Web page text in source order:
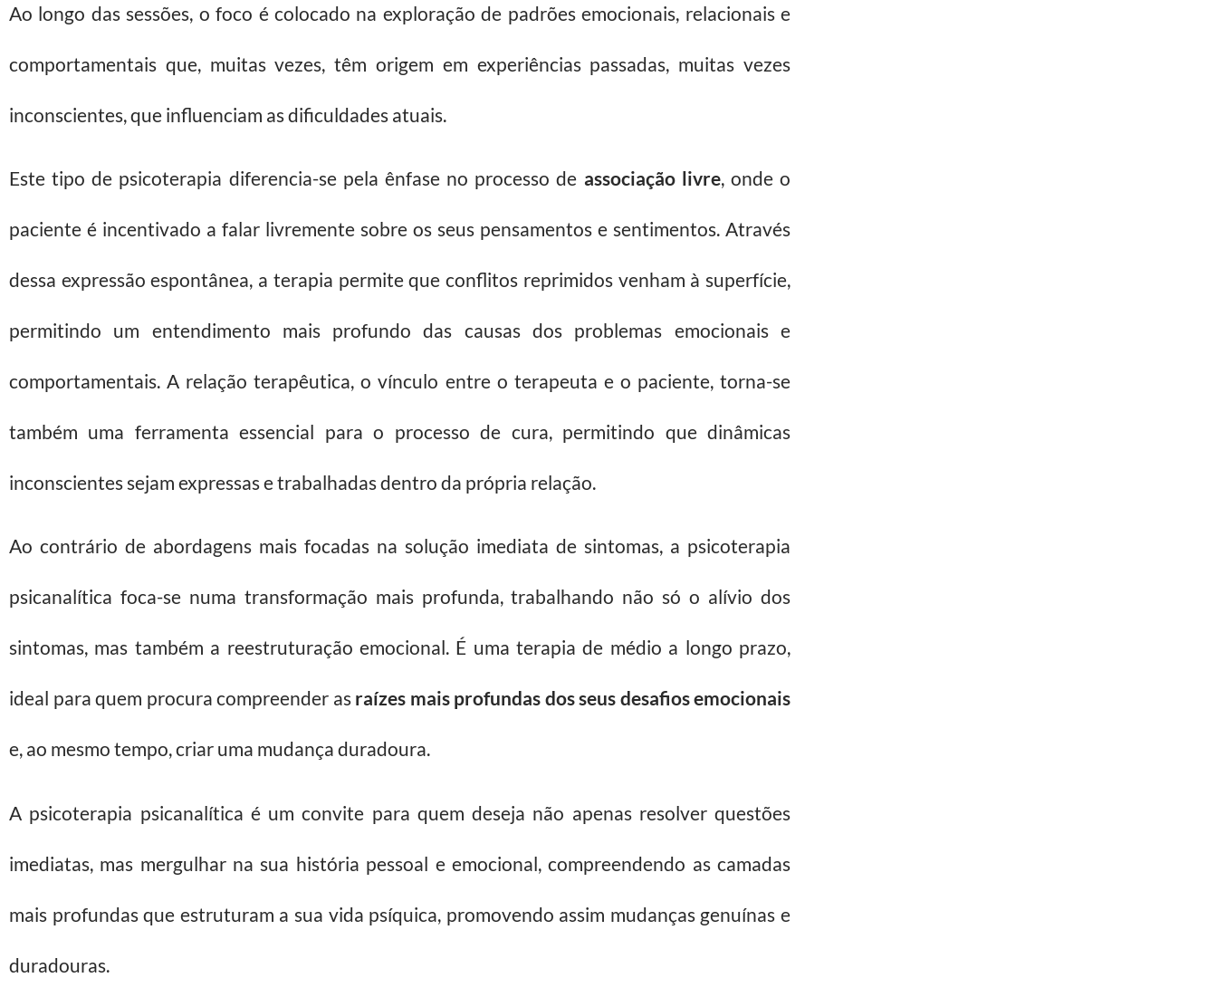
Ao longo das sessões, o foco é colocado na exploração de padrões emocionais, relacionais e
comportamentais que, muitas vezes, têm origem em experiências passadas, muitas vezes
inconscientes, que influenciam as dificuldades atuais.
Este tipo de psicoterapia diferencia-se pela ênfase no processo de associação livre, onde o
paciente é incentivado a falar livremente sobre os seus pensamentos e sentimentos. Através
dessa expressão espontânea, a terapia permite que conflitos reprimidos venham à superfície,
permitindo um entendimento mais profundo das causas dos problemas emocionais e
comportamentais. A relação terapêutica, o vínculo entre o terapeuta e o paciente, torna-se
também uma ferramenta essencial para o processo de cura, permitindo que dinâmicas
inconscientes sejam expressas e trabalhadas dentro da própria relação.
Ao contrário de abordagens mais focadas na solução imediata de sintomas, a psicoterapia
psicanalítica foca-se numa transformação mais profunda, trabalhando não só o alívio dos
sintomas, mas também a reestruturação emocional. É uma terapia de médio a longo prazo,
ideal para quem procura compreender as raízes mais profundas dos seus desafios emocionais
e, ao mesmo tempo, criar uma mudança duradoura.
A psicoterapia psicanalítica é um convite para quem deseja não apenas resolver questões
imediatas, mas mergulhar na sua história pessoal e emocional, compreendendo as camadas
mais profundas que estruturam a sua vida psíquica, promovendo assim mudanças genuínas e
duradouras.